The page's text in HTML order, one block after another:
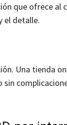
que ofrece al
el detalle.
Una tienda